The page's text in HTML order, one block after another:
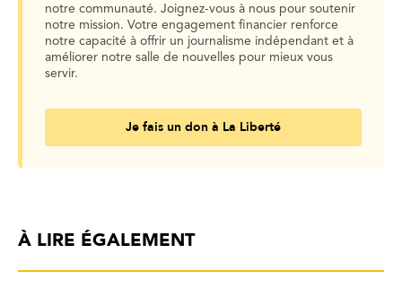
notre communauté. Joignez-vous à nous pour soutenir
notre mission. Votre engagement financier renforce
notre capacité à offrir un journalisme indépendant et à
améliorer notre salle de nouvelles pour mieux vous
servir.
Je fais un don à La Liberté
À LIRE ÉGALEMENT